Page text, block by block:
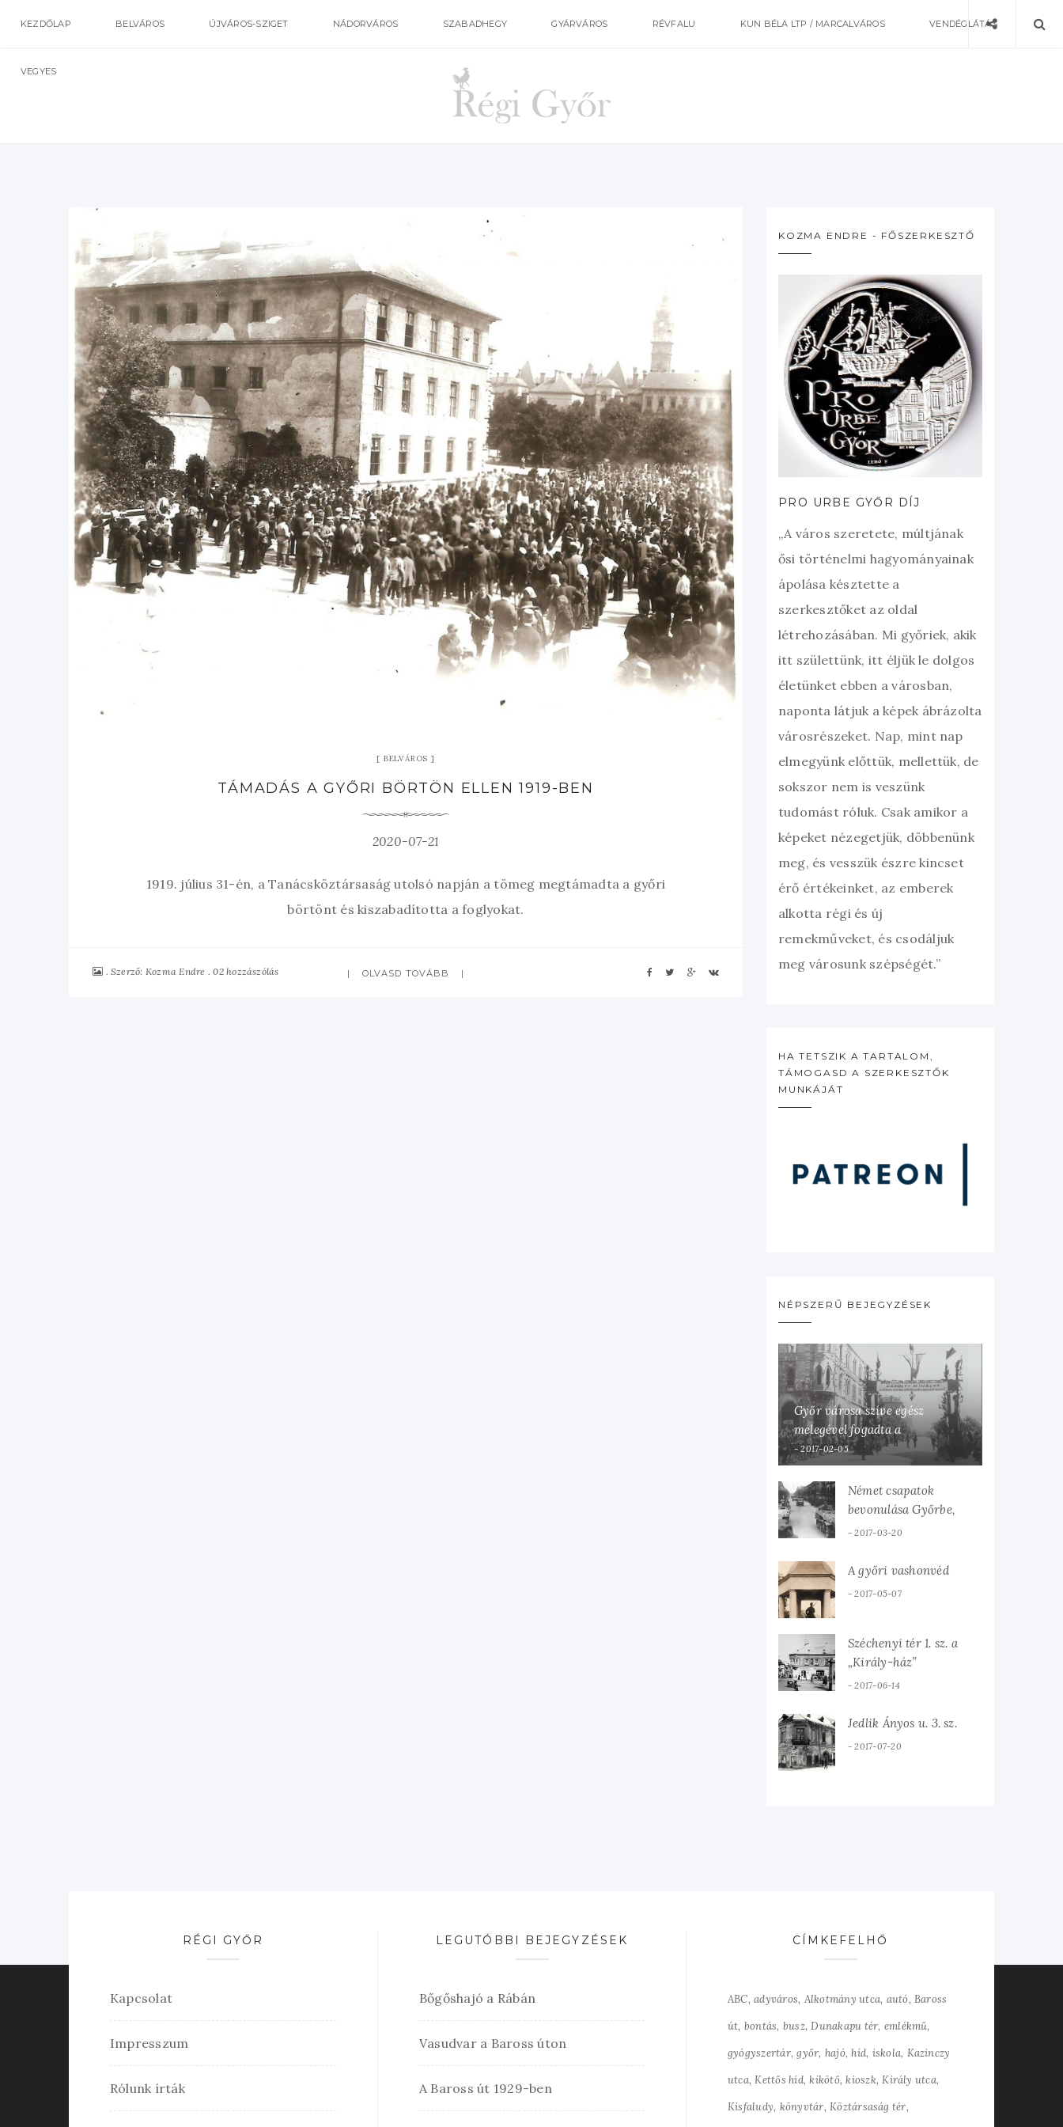
KEZDŐLAP BELVÁROS ÚJVÁROS-SZIGET NÁDORVÁROS SZABADHEGY GYÁRVÁROS RÉVFALU KUN BÉLA LTP / MARCALVÁROS VENDÉGLÁTÁS
VEGYES
BELVÁROS
TÁMADÁS A GYŐRI BÖRTÖN ELLEN 1919-BEN
2020-07-21
1919. július 31-én, a Tanácsköztársaság utolsó napján a tömeg megtámadta a győri
börtönt és kiszabadította a foglyokat.
Szerző: Kozma Endre 02 hozzászólás OLVASD TOVÁBB
KOZMA ENDRE - FŐSZERKESZTŐ
PRO URBE GYŐR DÍJ
„A város szeretete, múltjának
ősi történelmi hagyományainak
ápolása késztette a
szerkesztőket az oldal
létrehozásában. Mi győriek, akik
itt születtünk, itt éljük le dolgos
életünket ebben a városban,
naponta látjuk a képek ábrázolta
városrészeket. Nap, mint nap
elmegyünk előttük, mellettük, de
sokszor nem is veszünk
tudomást róluk. Csak amikor a
képeket nézegetjük, döbbenünk
meg, és vesszük észre kincset
érő értékeinket, az emberek
alkotta régi és új
remekműveket, és csodáljuk
meg városunk szépségét.”
HA TETSZIK A TARTALOM,
TÁMOGASD A SZERKESZTŐK
MUNKÁJÁT
NÉPSZERŰ BEJEGYZÉSEK
Győr városa szíve egész
melegével fogadta a
hazaérkezett Károlyi Mihályt
2017-02-05
Német csapatok
bevonulása Győrbe,
1944. március 19-én.
2017-03-20
A győri vashonvéd
2017-05-07
Széchenyi tér 1. sz. a
„Király-ház”
2017-06-14
Jedlik Ányos u. 3. sz.
2017-07-20
RÉGI GYŐR
Kapcsolat
Impresszum
Rólunk írták
LEGUTÓBBI BEJEGYZÉSEK
Bőgőshajó a Rábán
Vasudvar a Baross úton
A Baross út 1929-ben
CÍMKEFELHŐ
ABC adyváros Alkotmány utca autó Baross
út bontás busz Dunakapu tér emlékmű
gyógyszertár győr hajó híd iskola Kazinczy
utca Kettős híd kikötő kioszk Király utca
Kisfaludy könyvtár Köztársaság tér